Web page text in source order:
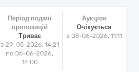
Період подачі
пропозицій
Триває
з 29-05-2026, 14:21
по 06-06-2026,
14:00
Аукціон
Очікується
з 08-06-2026, 11:11